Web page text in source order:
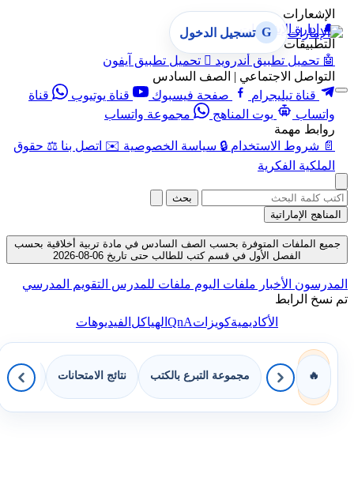
الإشعارات
🔔 إدارة الإشعارات
التطبيقات
🤖 تحميل تطبيق أندرويد  تحميل تطبيق آيفون
التواصل الاجتماعي | الصف السادس
قناة تيليجرام
صفحة فيسبوك قناة يوتيوب
قناة
واتساب
بوت المناهج
مجموعة واتساب
روابط مهمة
📄 شروط الاستخدام 🔒 سياسة الخصوصية ✉️ اتصل بنا ⚖️ حقوق
الملكية الفكرية
G تسجيل الدخول
بحث
المناهج الإماراتية
جميع الملفات المتوفرة بحسب الصف السادس في مادة تربية أخلاقية بحسب
الفصل الأول في قسم كتب للطالب حتى تاريخ 06-08-2026
المدرسون الأخبار ملفات اليوم ملفات للمدرس التقويم المدرسي
تم نسخ الرابط
الأكاديميةكويزاتQnAالهياكلالفيديوهات
🔥 مجموعة التبرع بالكتب نتائج الامتحانات